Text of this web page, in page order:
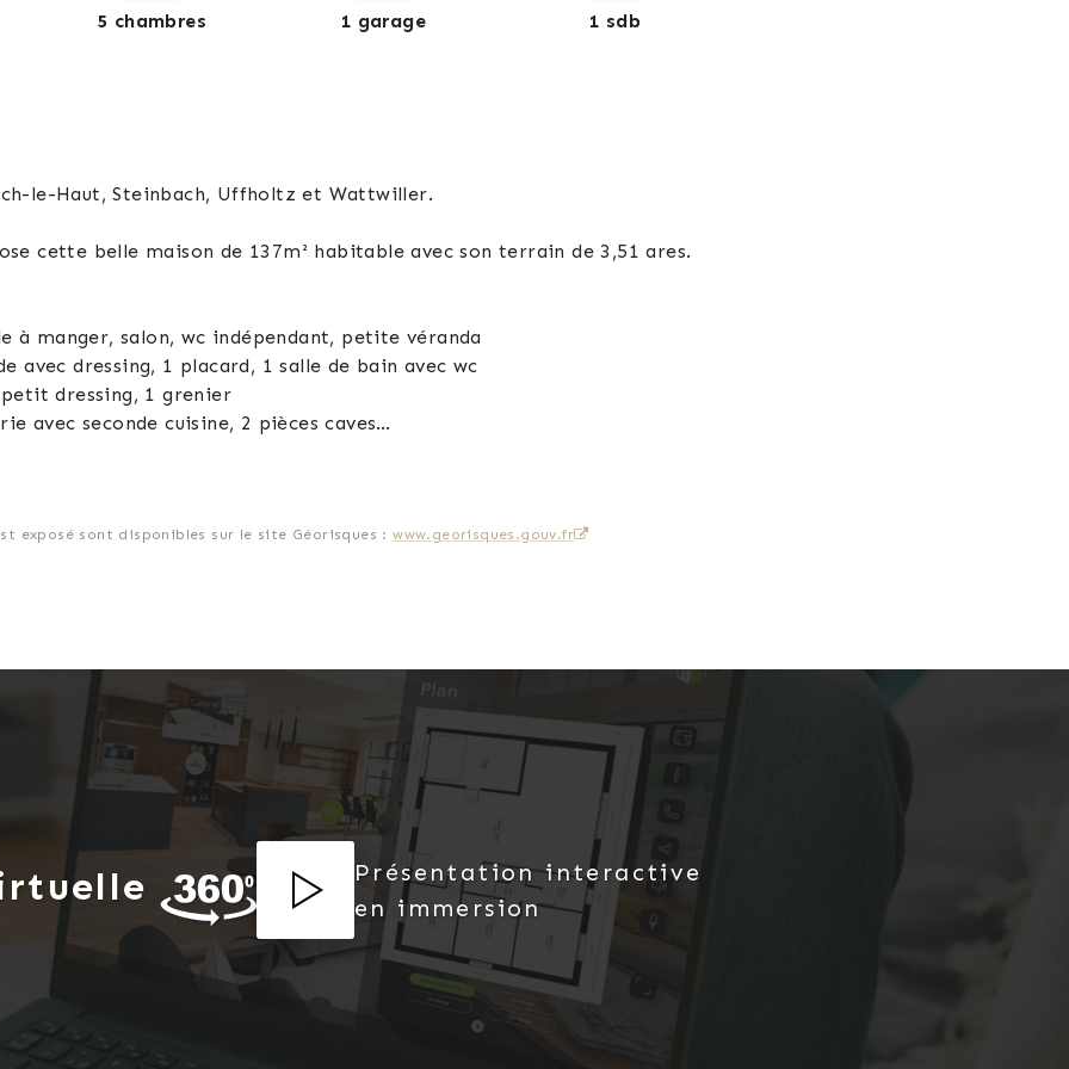
5 chambres 1 garage 1 sdb
le-Haut, Steinbach, Uffholtz et Wattwiller.
cette belle maison de 137m² habitable avec son terrain de 3,51 ares.
à manger, salon, wc indépendant, petite véranda
dont une grande avec dressing, 1 placard, 1 salle de bain avec wc
dressing, 1 grenier
avec seconde cuisine, 2 pièces caves
eau pour l'eau chaude sanitaire
écoles, supermarché, boulangerie, bureau de tabac, médecin, poste, banque, gare.
exposé sont disponibles sur le site Géorisques :www.georisques.gouv.fr
Présentation interactive
en immersion